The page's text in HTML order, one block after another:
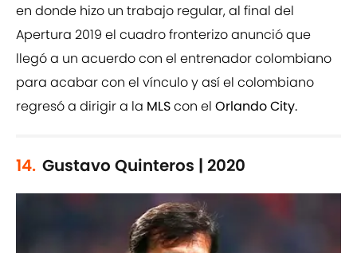
en donde hizo un trabajo regular, al final del
Apertura 2019 el cuadro fronterizo anunció que
llegó a un acuerdo con el entrenador colombiano
para acabar con el vínculo y así el colombiano
regresó a dirigir a la MLScon el Orlando City.
14. Gustavo Quinteros | 2020